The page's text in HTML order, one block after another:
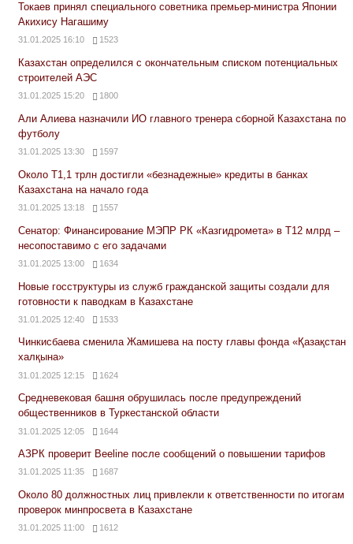
Токаев принял специального советника премьер-министра Японии
Акихису Нагашиму
31.01.2025 16:10 1523
Казахстан определился с окончательным списком потенциальных
строителей АЭС
31.01.2025 15:20 1800
Али Алиева назначили ИО главного тренера сборной Казахстана по
футболу
31.01.2025 13:30 1597
Около Т1,1 трлн достигли «безнадежные» кредиты в банках
Казахстана на начало года
31.01.2025 13:18 1557
Сенатор: Финансирование МЭПР РК «Казгидромета» в Т12 млрд –
несопоставимо с его задачами
31.01.2025 13:00 1634
Новые госструктуры из служб гражданской защиты создали для
готовности к паводкам в Казахстане
31.01.2025 12:40 1533
Чинкисбаева сменила Жамишева на посту главы фонда «Қазақстан
халқына»
31.01.2025 12:15 1624
Средневековая башня обрушилась после предупреждений
общественников в Туркестанской области
31.01.2025 12:05 1644
АЗРК проверит Beeline после сообщений о повышении тарифов
31.01.2025 11:35 1687
Около 80 должностных лиц привлекли к ответственности по итогам
проверок минпросвета в Казахстане
31.01.2025 11:00 1612